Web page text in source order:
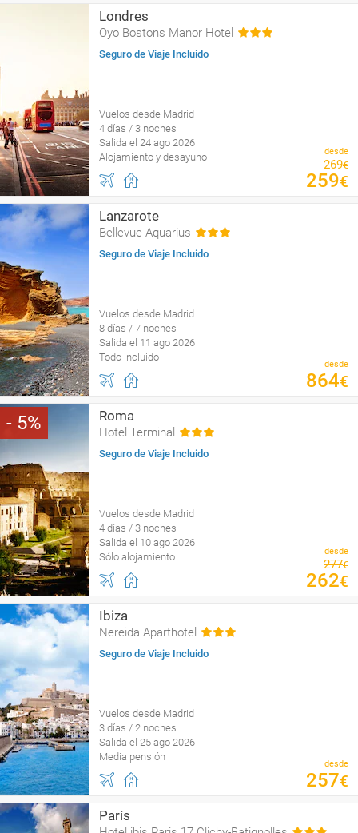
Londres
Oyo Bostons Manor Hotel
Seguro de Viaje Incluido
Vuelos desde Madrid
4 días / 3 noches
Salida el 24 ago 2026
Alojamiento y desayuno
desde
269€
259€
Lanzarote
Bellevue Aquarius
Seguro de Viaje Incluido
Vuelos desde Madrid
8 días / 7 noches
Salida el 11 ago 2026
Todo incluido
desde
864€
5 Roma
Hotel Terminal
Seguro de Viaje Incluido
Vuelos desde Madrid
4 días / 3 noches
Salida el 10 ago 2026
Sólo alojamiento
desde
277€
262€
Ibiza
Nereida Aparthotel
Seguro de Viaje Incluido
Vuelos desde Madrid
3 días / 2 noches
Salida el 25 ago 2026
Media pensión
desde
257€
París